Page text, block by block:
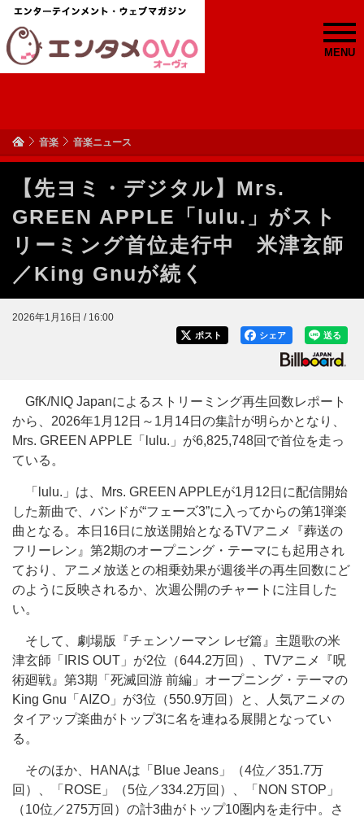
MENU
音楽 音楽ニュース
【先ヨミ・デジタル】Mrs.
GREEN APPLE「lulu.」がスト
リーミング首位走行中 米津玄師
／King Gnuが続く
2026年1月16日 / 16:00
送る
シェア
ポスト
GfK/NIQ Japanによるストリーミング再生回数レポート
から、2026年1月12日～1月14日の集計が明らかとなり、
Mrs. GREEN APPLE「lulu.」が6,825,748回で首位を走っ
ている。
「lulu.」は、Mrs. GREEN APPLEが1月12日に配信開始
した新曲で、バンドが“フェーズ3”に入ってからの第1弾楽
曲となる。本日16日に放送開始となるTVアニメ『葬送の
フリーレン』第2期のオープニング・テーマにも起用され
ており、アニメ放送との相乗効果が週後半の再生回数にど
のように反映されるか、次週公開のチャートに注目した
い。
そして、劇場版『チェンソーマン レゼ篇』主題歌の米
津玄師「IRIS OUT」が2位（644.2万回）、TVアニメ『呪
術廻戦』第3期「死滅回游 前編」オープニング・テーマの
King Gnu「AIZO」が3位（550.9万回）と、人気アニメの
タイアップ楽曲がトップ3に名を連ねる展開となってい
る。
そのほか、HANAは「Blue Jeans」（4位／351.7万
回）、「ROSE」（5位／334.2万回）、「NON STOP」
（10位／275万回）の計3曲がトップ10圏内を走行中。さ